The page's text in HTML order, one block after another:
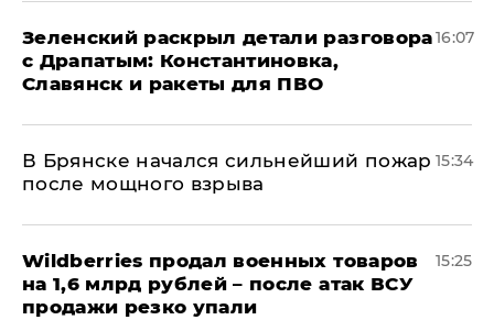
​Зеленский раскрыл детали разговора
с Драпатым: Константиновка,
Славянск и ракеты для ПВО
16:07
В Брянске начался сильнейший пожар
после мощного взрыва
15:34
​Wildberries продал военных товаров
на 1,6 млрд рублей – после атак ВСУ
продажи резко упали
15:25